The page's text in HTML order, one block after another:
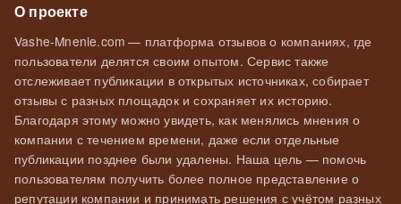
О проекте
Vashe-Mnenie.com — платформа отзывов о компаниях, где
пользователи делятся своим опытом. Сервис также
отслеживает публикации в открытых источниках, собирает
отзывы с разных площадок и сохраняет их историю.
Благодаря этому можно увидеть, как менялись мнения о
компании с течением времени, даже если отдельные
публикации позднее были удалены. Наша цель — помочь
пользователям получить более полное представление о
репутации компании и принимать решения с учётом разных